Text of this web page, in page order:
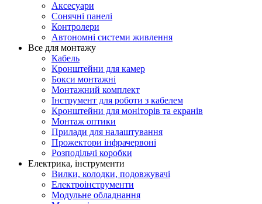
Аксесуари
Сонячні панелі
Контролери
Автономні системи живлення
Все для монтажу
Кабель
Кронштейни для камер
Бокси монтажні
Монтажний комплект
Інструмент для роботи з кабелем
Кронштейни для моніторів та екранів
Монтаж оптики
Прилади для налаштування
Прожектори інфрачервоні
Розподільчі коробки
Електрика, інструменти
Вилки, колодки, подовжувачі
Електроінструменти
Модульне обладнання